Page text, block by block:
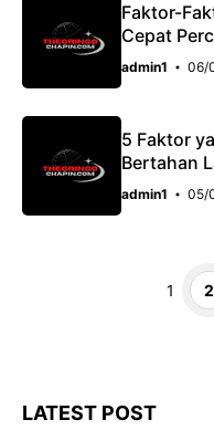
Faktor-
Cepat
admin1 06/
5 Faktor
Bertahan
admin1 05/
Page
1 2
LATEST POST